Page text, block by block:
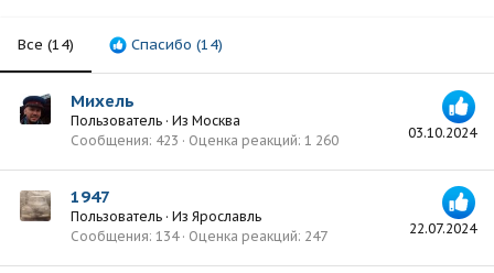
Все (14) Спасибо (14)
03.10.2024
Михель
Пользователь · Из Москва
Сообщения 423 Оценка реакций 1 260
22.07.2024
1947
Пользователь · Из Ярославль
Сообщения 134 Оценка реакций 247